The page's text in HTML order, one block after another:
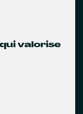
valorise